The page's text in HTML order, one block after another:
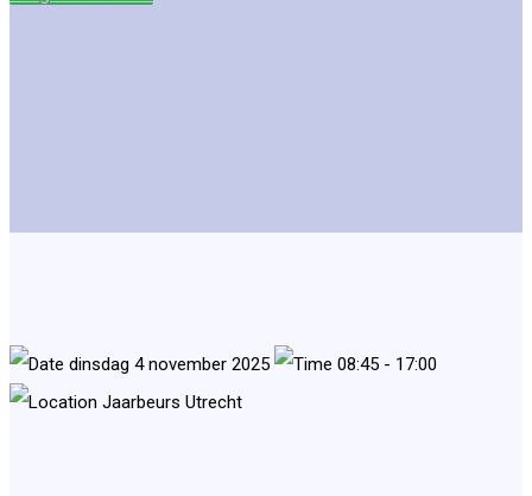
dinsdag 4 november 2025
08:45 - 17:00
Jaarbeurs Utrecht